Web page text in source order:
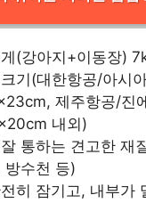
(강아지+이동장)
기(대한항공/아시
제주항공/진
내외)
통하는 견고한 재
방수천 등)
히 잠기고, 내부가